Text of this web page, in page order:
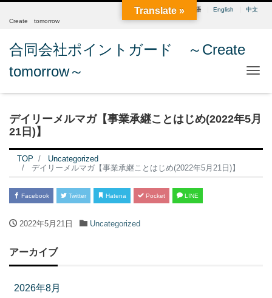
日本語 English
中文
Create tomorrow
合同会社ポイントガード ～Create
tomorrow～
デイリーメルマガ【事業承継ことはじめ(2022年5月
21日)】
TOP
Uncategorized
デイリーメルマガ【事業承継ことはじめ(2022年5月21日)】
Facebook Twitter Hatena Pocket LINE
2022年5月21日 Uncategorized
アーカイブ
2026年8月
Translate »